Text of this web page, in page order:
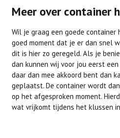
Meer over container
Wil je graag een goede container
goed moment dat je er dan snel
dit is hier zo geregeld. Als je
dan kunnen wij voor jou eerst
daar dan mee akkoord bent dan
geplaatst. De container wordt
op het afgesproken moment.
wat vrijkomt tijdens het klussen